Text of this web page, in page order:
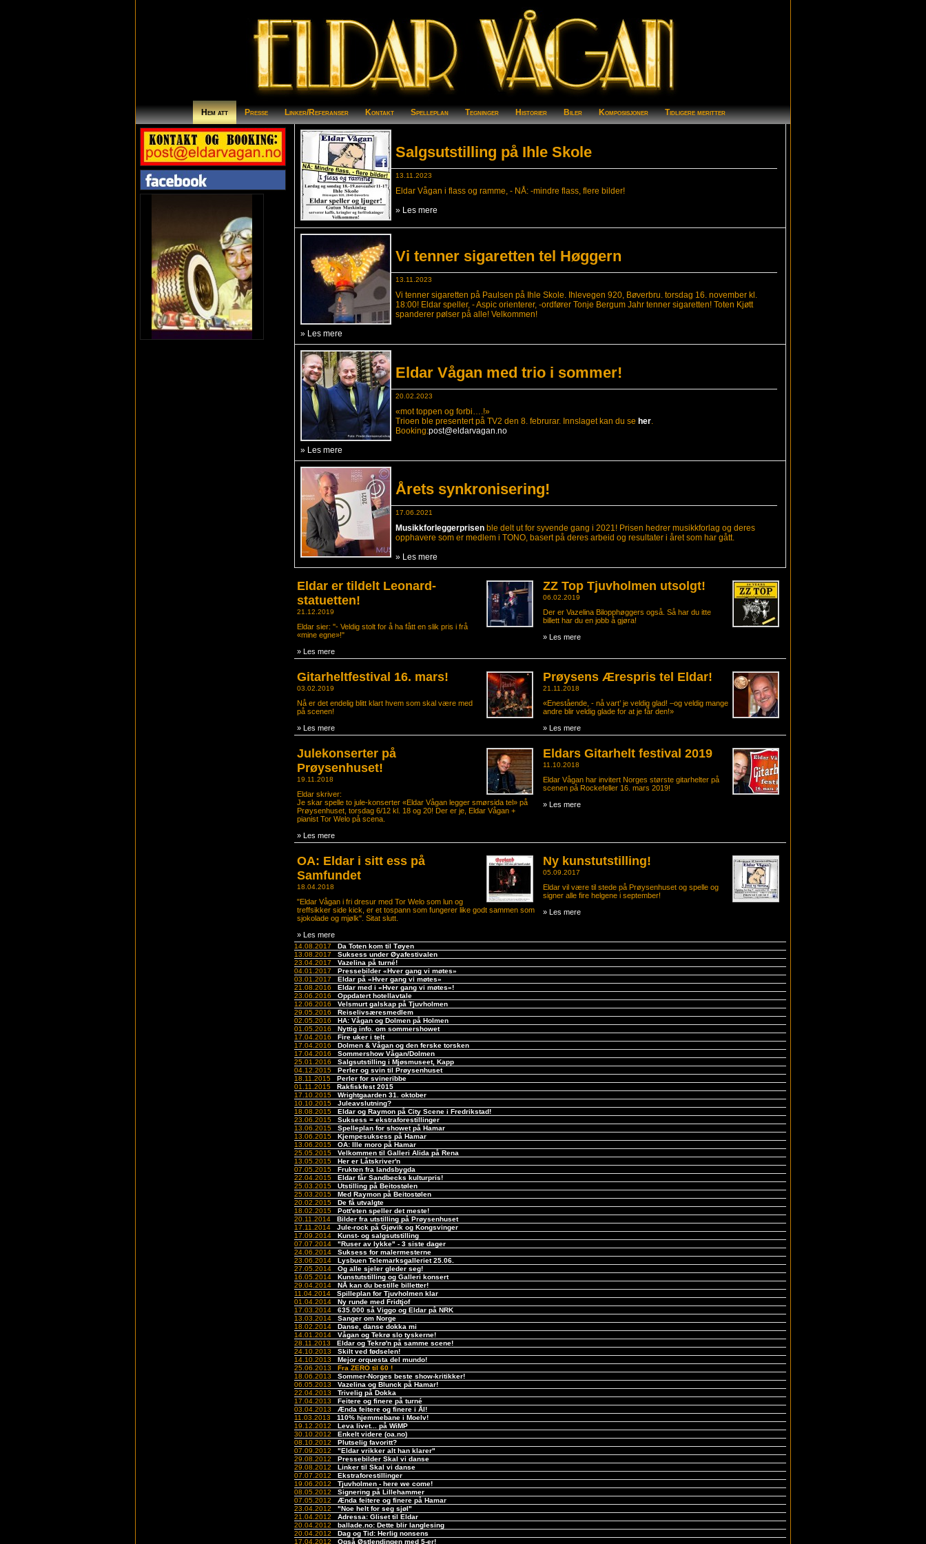
Hem att Presse Linker/Referanser Kontakt Spelleplan Tegninger Historier Biler Komposisjoner Tidligere meritter
Salgsutstilling på Ihle Skole
13.11.2023
Eldar Vågan i flass og ramme, - NÅ: -mindre flass, flere bilder!
» Les mere
Vi tenner sigaretten tel Høggern
13.11.2023
Vi tenner sigaretten på Paulsen på Ihle Skole. Ihlevegen 920, Bøverbru. torsdag 16. november kl.
18:00! Eldar speller, - Aspic orienterer, -ordfører Tonje Bergum Jahr tenner sigaretten! Toten Kjøtt
spanderer pølser på alle! Velkommen!
» Les mere
Eldar Vågan med trio i sommer!
20.02.2023
«mot toppen og forbi….!»
Trioen ble presentert på TV2 den 8. februrar. Innslaget kan du se her.
Booking:post@eldarvagan.no
» Les mere
Årets synkronisering!
17.06.2021
Musikkforleggerprisen ble delt ut for syvende gang i 2021! Prisen hedrer musikkforlag og deres
opphavere som er medlem i TONO, basert på deres arbeid og resultater i året som har gått.
» Les mere
Eldar er tildelt Leonard-
statuetten!
21.12.2019
Eldar sier: ''- Veldig stolt for å ha fått en slik pris i frå
«mine egne»!"
» Les mere
ZZ Top Tjuvholmen utsolgt!
06.02.2019
Der er Vazelina Bilopphøggers også. Så har du itte
billett har du en jobb å gjøra!
» Les mere
Gitarheltfestival 16. mars!
03.02.2019
Nå er det endelig blitt klart hvem som skal være med
på scenen!
» Les mere
Prøysens Ærespris tel Eldar!
21.11.2018
«Enestående, - nå vart’ je veldig glad! –og veldig mange
andre blir veldig glade for at je får den!»
» Les mere
Julekonserter på
Prøysenhuset!
19.11.2018
Eldar skriver:
Je skar spelle to jule-konserter «Eldar Vågan legger smørsida tel» på
Prøysenhuset, torsdag 6/12 kl. 18 og 20! Der er je, Eldar Vågan +
pianist Tor Welo på scena.
» Les mere
Eldars Gitarhelt festival 2019
11.10.2018
Eldar Vågan har invitert Norges største gitarhelter på
scenen på Rockefeller 16. mars 2019!
» Les mere
OA: Eldar i sitt ess på
Samfundet
18.04.2018
"Eldar Vågan i fri dresur med Tor Welo som lun og
treffsikker side kick, er et tospann som fungerer like godt sammen som
sjokolade og mjølk". Sitat slutt.
» Les mere
Ny kunstutstilling!
05.09.2017
Eldar vil være til stede på Prøysenhuset og spelle og
signer alle fire helgene i september!
» Les mere
14.08.2017 Da Toten kom til Tøyen
13.08.2017 Suksess under Øyafestivalen
23.04.2017 Vazelina på turné!
04.01.2017 Pressebilder «Hver gang vi møtes»
03.01.2017 Eldar på «Hver gang vi møtes»
21.08.2016 Eldar med i «Hver gang vi møtes»!
23.06.2016 Oppdatert hotellavtale
12.06.2016 Velsmurt galskap på Tjuvholmen
29.05.2016 Reiselivsæresmedlem
02.05.2016 HA: Vågan og Dolmen på Holmen
01.05.2016 Nyttig info. om sommershowet
17.04.2016 Fire uker i telt
17.04.2016 Dolmen & Vågan og den ferske torsken
17.04.2016 Sommershow Vågan/Dolmen
25.01.2016 Salgsutstilling i Mjøsmuseet, Kapp
04.12.2015 Perler og svin til Prøysenhuset
18.11.2015 Perler for svineribbe
01.11.2015 Rakfiskfest 2015
17.10.2015 Wrightgaarden 31. oktober
10.10.2015 Juleavslutning?
18.08.2015 Eldar og Raymon på City Scene i Fredrikstad!
23.06.2015 Suksess = ekstraforestillinger
13.06.2015 Spelleplan for showet på Hamar
13.06.2015 Kjempesuksess på Hamar
13.06.2015 OA: Ille moro på Hamar
25.05.2015 Velkommen til Galleri Alida på Rena
13.05.2015 Her er Låtskriver'n
07.05.2015 Frukten fra landsbygda
22.04.2015 Eldar får Sandbecks kulturpris!
25.03.2015 Utstilling på Beitostølen
25.03.2015 Med Raymon på Beitostølen
20.02.2015 De få utvalgte
18.02.2015 Pott'eten speller det meste!
20.11.2014 Bilder fra utstilling på Prøysenhuset
17.11.2014 Jule-rock på Gjøvik og Kongsvinger
17.09.2014 Kunst- og salgsutstilling
07.07.2014 "Ruser av lykke" - 3 siste dager
24.06.2014 Suksess for malermesterne
23.06.2014 Lysbuen Telemarksgalleriet 25.06.
27.05.2014 Og alle sjeler gleder seg!
16.05.2014 Kunstutstilling og Galleri konsert
29.04.2014 NÅ kan du bestille billetter!
11.04.2014 Spilleplan for Tjuvholmen klar
01.04.2014 Ny runde med Fridtjof
17.03.2014 635.000 så Viggo og Eldar på NRK
13.03.2014 Sanger om Norge
18.02.2014 Danse, danse dokka mi
14.01.2014 Vågan og Tekrø slo tyskerne!
28.11.2013 Eldar og Tekrø'n på samme scene!
24.10.2013 Skilt ved fødselen!
14.10.2013 Mejor orquesta del mundo!
25.06.2013 Fra ZERO til 60 !
18.06.2013 Sommer-Norges beste show-kritikker!
06.05.2013 Vazelina og Blunck på Hamar!
22.04.2013 Trivelig på Dokka
17.04.2013 Feitere og finere på turné
03.04.2013 Ænda feitere og finere i Ål!
11.03.2013 110% hjemmebane i Moelv!
19.12.2012 Leva livet... på WiMP
30.10.2012 Enkelt videre (oa.no)
08.10.2012 Plutselig favoritt?
07.09.2012 "Eldar vrikker alt han klarer"
29.08.2012 Pressebilder Skal vi danse
29.08.2012 Linker til Skal vi danse
07.07.2012 Ekstraforestillinger
19.06.2012 Tjuvholmen - here we come!
08.05.2012 Signering på Lillehammer
07.05.2012 Ænda feitere og finere på Hamar
23.04.2012 "Noe helt for seg sjøl"
21.04.2012 Adressa: Gliset til Eldar
20.04.2012 ballade.no: Dette blir langlesing
20.04.2012 Dag og Tid: Herlig nonsens
17.04.2012 Også Østlendingen med 5-er!